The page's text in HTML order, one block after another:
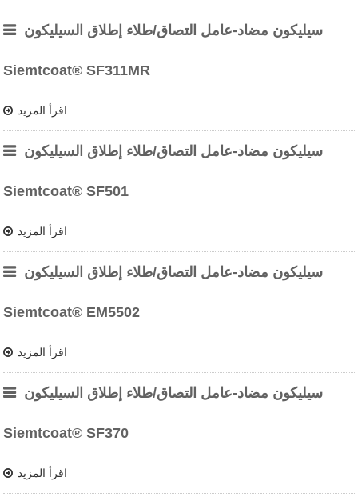
سيليكون مضاد-عامل التصاق/طلاء إطلاق السيليكون
Siemtcoat® SF311MR
اقرأ المزيد
سيليكون مضاد-عامل التصاق/طلاء إطلاق السيليكون
Siemtcoat® SF501
اقرأ المزيد
سيليكون مضاد-عامل التصاق/طلاء إطلاق السيليكون
Siemtcoat® EM5502
اقرأ المزيد
سيليكون مضاد-عامل التصاق/طلاء إطلاق السيليكون
Siemtcoat® SF370
اقرأ المزيد